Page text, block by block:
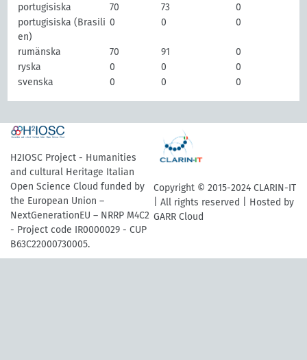
portugisiska
70 73
0
portugisiska (Brasili
en)
0 0 0
rumänska 70 91
0
ryska
0 0
0
svenska
0 0 0
H2IOSC Project - Humanities
and cultural Heritage Italian
Open Science Cloud funded by
the European Union –
NextGenerationEU – NRRP M4C2
- Project code IR0000029 - CUP
B63C22000730005.
Copyright © 2015-2024 CLARIN-IT
| All rights reserved | Hosted by
GARR Cloud